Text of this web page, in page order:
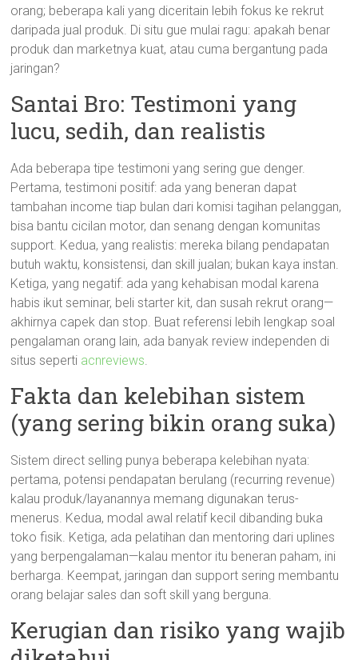
orang; beberapa kali yang diceritain lebih fokus ke rekrut
daripada jual produk. Di situ gue mulai ragu: apakah benar
produk dan marketnya kuat, atau cuma bergantung pada
jaringan?
Santai Bro: Testimoni yang
lucu, sedih, dan realistis
Ada beberapa tipe testimoni yang sering gue denger.
Pertama, testimoni positif: ada yang beneran dapat
tambahan income tiap bulan dari komisi tagihan pelanggan,
bisa bantu cicilan motor, dan senang dengan komunitas
support. Kedua, yang realistis: mereka bilang pendapatan
butuh waktu, konsistensi, dan skill jualan; bukan kaya instan.
Ketiga, yang negatif: ada yang kehabisan modal karena
habis ikut seminar, beli starter kit, dan susah rekrut orang—
akhirnya capek dan stop. Buat referensi lebih lengkap soal
pengalaman orang lain, ada banyak review independen di
situs seperti acnreviews.
Fakta dan kelebihan sistem
(yang sering bikin orang suka)
Sistem direct selling punya beberapa kelebihan nyata:
pertama, potensi pendapatan berulang (recurring revenue)
kalau produk/layanannya memang digunakan terus-
menerus. Kedua, modal awal relatif kecil dibanding buka
toko fisik. Ketiga, ada pelatihan dan mentoring dari uplines
yang berpengalaman—kalau mentor itu beneran paham, ini
berharga. Keempat, jaringan dan support sering membantu
orang belajar sales dan soft skill yang berguna.
Kerugian dan risiko yang wajib